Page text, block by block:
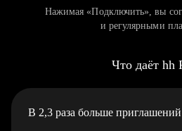
Нажимая «Подключить», вы
и регулярными
Что даёт hh
В 2,3 раза больше приглашений